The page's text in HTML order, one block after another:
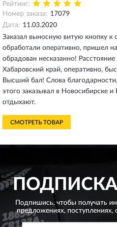
Рейтинг:
Номер заказа: 17079
Дата: 11.03.2020
Заказал выносную витую кнопку к
обработали оперативно, пришел
обрадован несказанно!
Хабаровский край, оперативно,
Высший бал! Слова
этого заказывал в Новосибирске и
отдыхают.
СМОТРЕТЬ ТОВАР
ПОДПИСКА
Подпишись, чтобы получать
предложениях,